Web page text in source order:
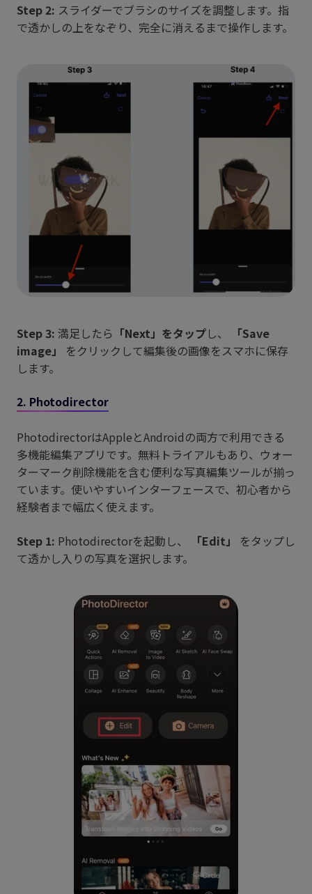
Step 2: スライダーでブラシのサイズを調整します。指
で透かしの上をなぞり、完全に消えるまで操作します。
Step 3: 満足したら 「Next」をタップし、
「Save
image」 をクリックして編集後の画像をスマホに保存
します。
2. Photodirector
PhotodirectorはAppleとAndroidの両方で利用できる
多機能編集アプリです。無料トライアルもあり、ウォー
ターマーク削除機能を含む便利な写真編集ツールが揃っ
ています。使いやすいインターフェースで、初心者から
経験者まで幅広く使えます。
Step 1: Photodirectorを起動し、 「Edit」 をタップし
て透かし入りの写真を選択します。